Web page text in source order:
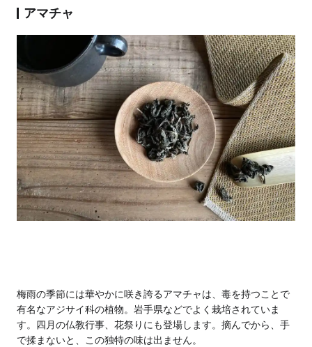
アマチャ
梅雨の季節には華やかに咲き誇るアマチャは、毒を持つことで
有名なアジサイ科の植物。岩手県などでよく栽培されていま
す。 四月の仏教行事、花祭りにも登場します。 摘んでから、手
で揉まないと、この独特の味は出ません。